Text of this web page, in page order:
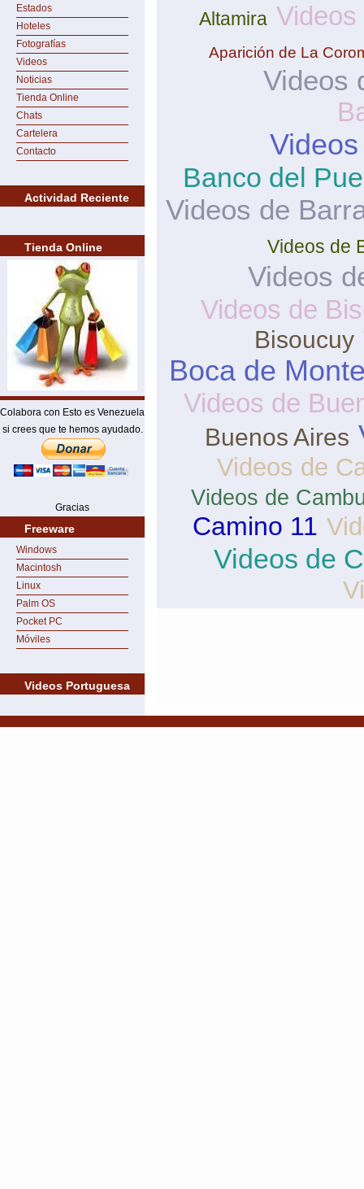
Estados
Hoteles
Fotografías
Videos
Noticias
Tienda Online
Chats
Cartelera
Contacto
Actividad Reciente
Tienda Online
Colabora con Esto es Venezuela
si crees que te hemos ayudado.
Gracias
Freeware
Windows
Macintosh
Linux
Palm OS
Pocket PC
Móviles
Videos Portuguesa
Altamira Videos
Aparición de La
Videos
Banco del
Videos de
Videos de
Videos
Videos de
Bisoucuy
Boca de
Videos de
Buenos Aires
Videos de
Videos de
Camino 11
Videos de